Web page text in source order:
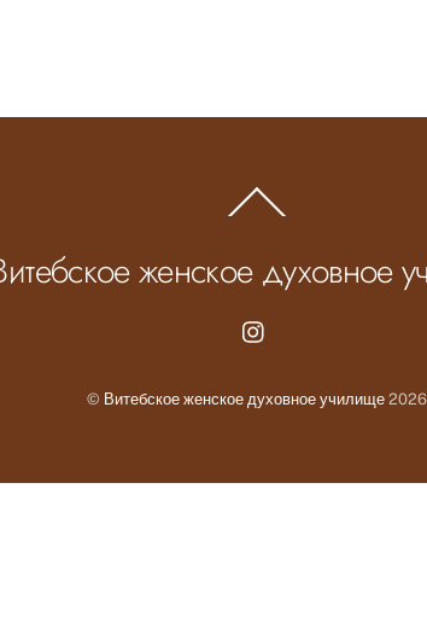
To
женское духовное
© Витебское женское духовное училище 2026